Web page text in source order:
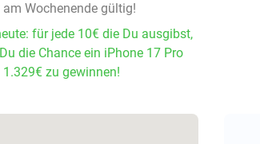
am Wochenende gültig!
für jede 10€ die Du ausgibst,
die Chance ein iPhone 17 Pro
1.329€ zu gewinnen!